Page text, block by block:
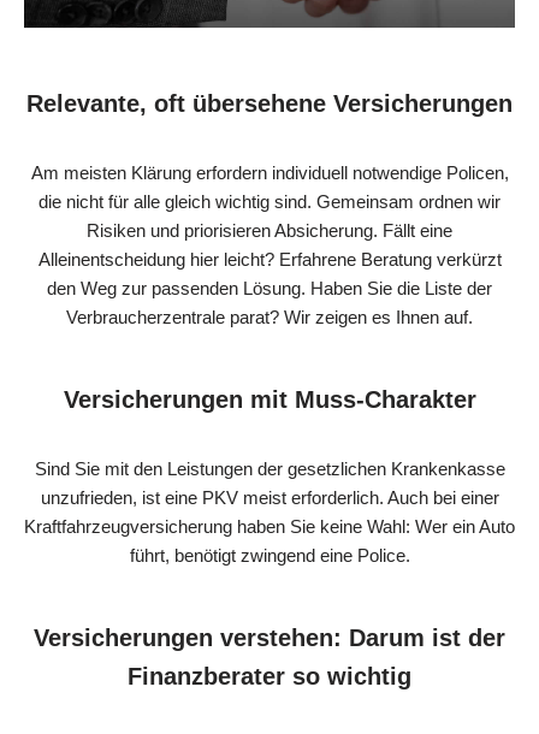
Relevante, oft übersehene Versicherungen
Am meisten Klärung erfordern individuell notwendige Policen,
die nicht für alle gleich wichtig sind. Gemeinsam ordnen wir
Risiken und priorisieren Absicherung. Fällt eine
Alleinentscheidung hier leicht? Erfahrene Beratung verkürzt
den Weg zur passenden Lösung. Haben Sie die Liste der
Verbraucherzentrale parat? Wir zeigen es Ihnen auf.
Versicherungen mit Muss-Charakter
Sind Sie mit den Leistungen der gesetzlichen Krankenkasse
unzufrieden, ist eine PKV meist erforderlich. Auch bei einer
Kraftfahrzeugversicherung haben Sie keine Wahl: Wer ein Auto
führt, benötigt zwingend eine Police.
Versicherungen verstehen: Darum ist der
Finanzberater so wichtig